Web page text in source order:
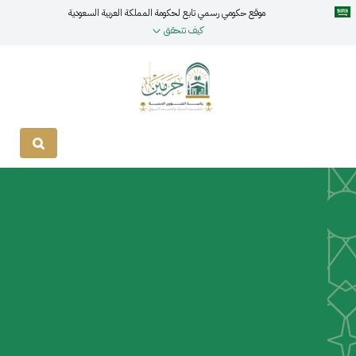
موقع حكومي رسمي تابع لحكومة المملكة العربية السعودية
كيف تتحقق